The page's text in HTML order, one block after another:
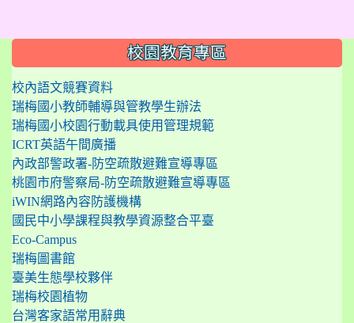
::: 校園教育專區
校內語文競賽資料
瑞梅國小教師輔導與管教學生辦法
瑞梅國小校園行動載具使用管理規範
ICRT英語午間廣播
內政部警政署-防空疏散避難宣導專區
桃園市府警察局-防空疏散避難宣導專區
iWIN網路內容防護機構
國民中小學課程與教學資源整合平臺
Eco-Campus
瑞梅圖書館
臺美生態學校夥伴
瑞梅校園植物
台灣客家語常用辭典